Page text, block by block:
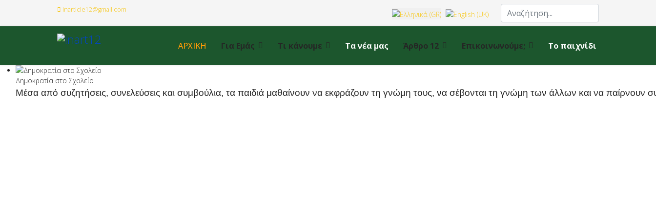
inarticle12@gmail.com Επιλέξτε τη γλώσσα σας
ΑΡΧΙΚΗ Για Εμάς Τι κάνουμε Τα νέα μας Άρθρο 12 Επικοινωνούμε; Το παιχνίδι
Δημοκρατία στο Σχολείο
Μέσα από συζητήσεις, συνελεύσεις και συμβούλια, τα παιδιά μαθαίνουν να εκφράζουν τη γνώμη τους, να σέβονται τη γνώμη των άλλων και να παίρνουν